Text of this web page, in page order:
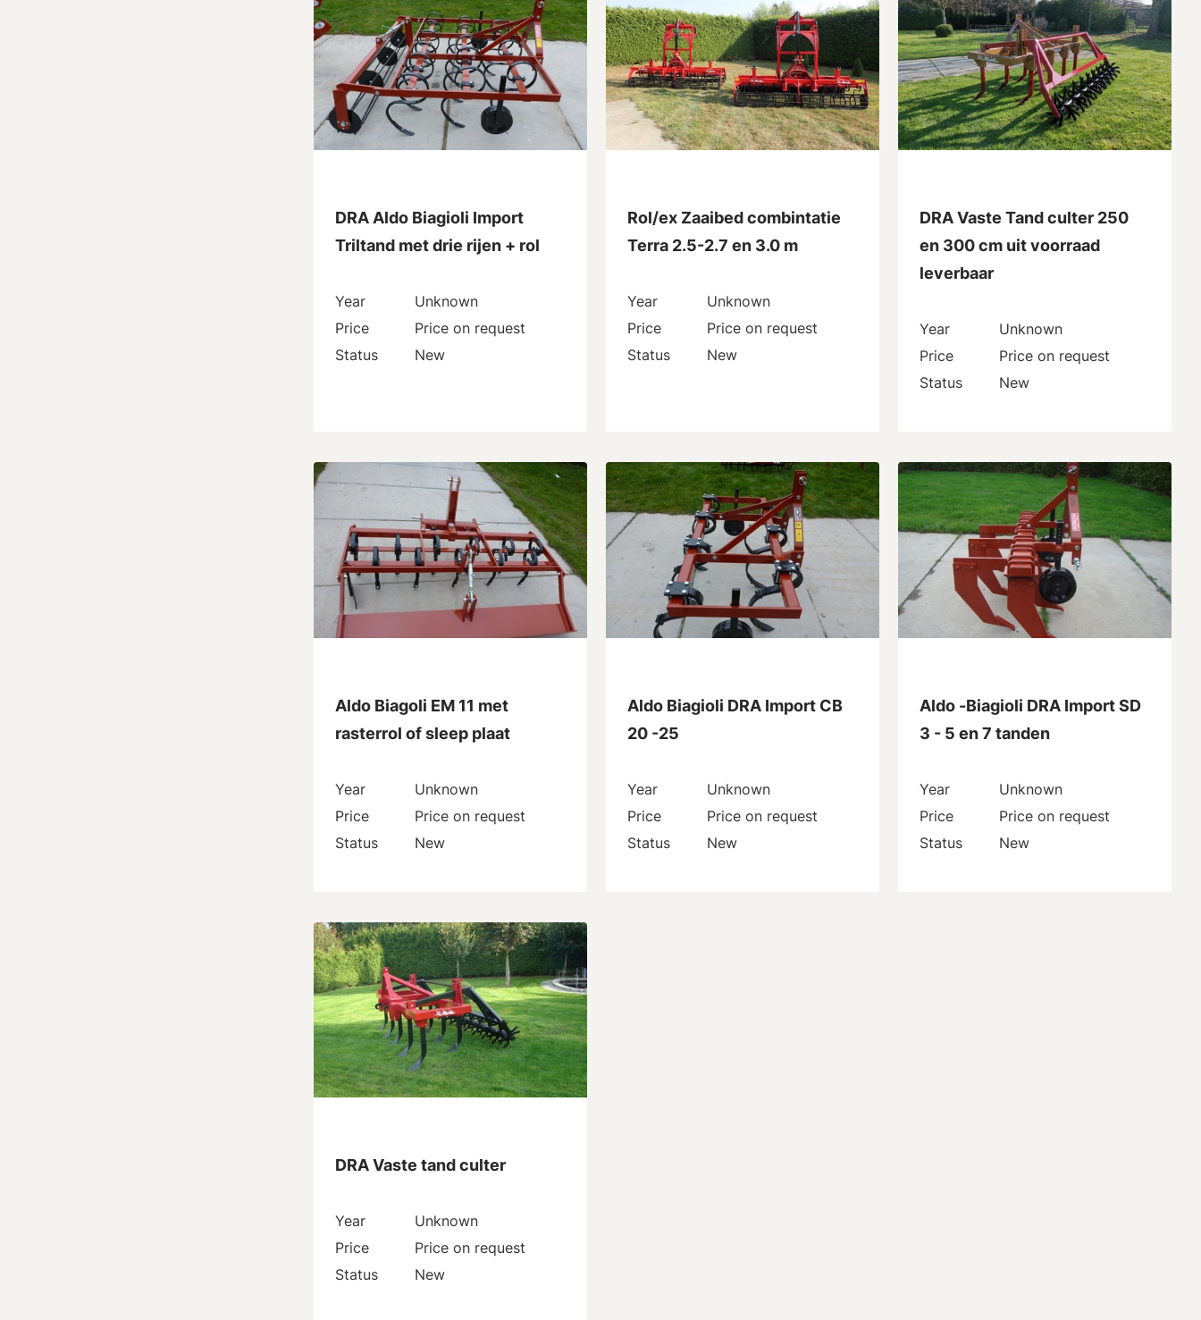
DRA Aldo Biagioli Import
Triltand met drie rijen + rol
Year
Unknown
Price
Price on request
Status
New
Rol/ex Zaaibed combintatie
Terra 2.5-2.7 en 3.0 m
Year
Unknown
Price
Price on request
Status
New
DRA Vaste Tand culter 250
en 300 cm uit voorraad
leverbaar
Year
Unknown
Price
Price on request
Status
New
Aldo Biagoli EM 11 met
rasterrol of sleep plaat
Year
Unknown
Price
Price on request
Status
New
Aldo Biagioli DRA Import CB
20 -25
Year
Unknown
Price
Price on request
Status
New
Aldo -Biagioli DRA Import SD
3 - 5 en 7 tanden
Year
Unknown
Price
Price on request
Status
New
DRA Vaste tand culter
Year
Unknown
Price
Price on request
Status
New